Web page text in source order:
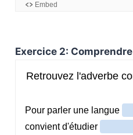
Exercice 2: Comprendre